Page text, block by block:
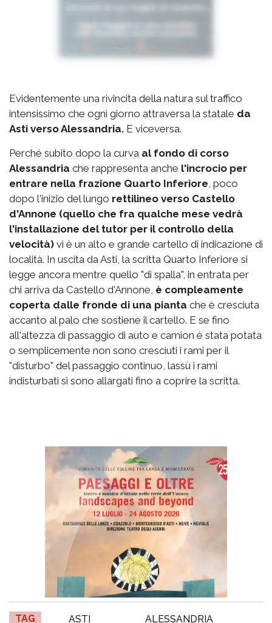
Evidentemente una rivincita della natura sul traffico
intensissimo che ogni giorno attraversa la statale da
Asti verso Alessandria. E viceversa.
Perché subito dopo la curva al fondo di corso
Alessandria che rappresenta anche l'incrocio per
entrare nella frazione Quarto Inferiore, poco
dopo l'inizio del lungo rettilineo verso Castello
d'Annone (quello che fra qualche mese vedrà
l'installazione del tutor per il controllo della
velocità) vi è un alto e grande cartello di indicazione di
località. In uscita da Asti, la scritta Quarto Inferiore si
legge ancora mentre quello "di spalla", in entrata per
chi arriva da Castello d'Annone, è compleamente
coperta dalle fronde di una pianta che è cresciuta
accanto al palo che sostiene il cartello. E se fino
all'altezza di passaggio di auto e camion è stata potata
o semplicemente non sono cresciuti i rami per il
"disturbo" del passaggio continuo, lassù i rami
indisturbati si sono allargati fino a coprire la scritta.
TAG ASTI
ALESSANDRIA